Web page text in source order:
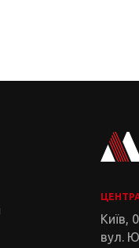
Київ,
вул.